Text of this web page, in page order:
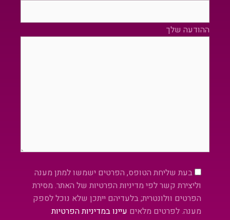
ההודעה שלך
Please leave this field empty.
בעת שליחת הטופס, הפרטים ישמשו למתן מענה
וליצירת קשר לפי מדיניות הפרטיות של האתר. מסירת
הפרטים וולונטרית; בלעדיהם ייתכן שלא נוכל לספק
מענה. לפרטים מלאים עיינו במדיניות הפרטיות